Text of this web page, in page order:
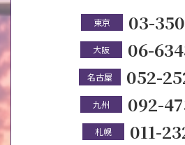
東京 03-
大阪 06-
名古屋 052-
九州 092-
札幌 011-